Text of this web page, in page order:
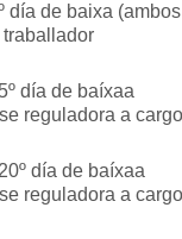
día de baixa
día de baíxaa
reguladora a
día de baíxaa
reguladora a